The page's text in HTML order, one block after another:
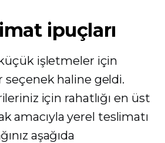
ipuçları
işletmeler için
haline geldi.
için rahatlığı en üst
amacıyla yerel teslimatı
aşağıda